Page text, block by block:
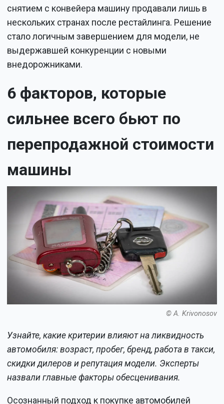
снятием с конвейера машину продавали лишь в
нескольких странах после рестайлинга. Решение
стало логичным завершением для модели, не
выдержавшей конкуренции с новыми
внедорожниками.
6 факторов, которые
сильнее всего бьют по
перепродажной стоимости
машины
© A. Krivonosov
Узнайте, какие критерии влияют на ликвидность
автомобиля: возраст, пробег, бренд, работа в такси,
скидки дилеров и репутация модели. Эксперты
назвали главные факторы обесценивания.
Осознанный подход к покупке автомобилей